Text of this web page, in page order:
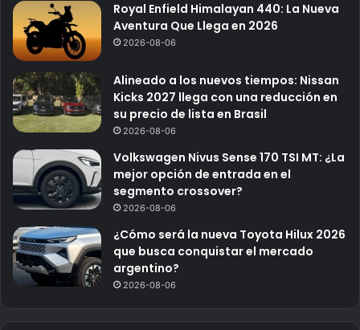
Royal Enfield Himalayan 440: La Nueva
Aventura Que Llega en 2026
2026-08-06
Alineado a los nuevos tiempos: Nissan
Kicks 2027 llega con una reducción en
su precio de lista en Brasil
2026-08-06
Volkswagen Nivus Sense 170 TSI MT: ¿La
mejor opción de entrada en el
segmento crossover?
2026-08-06
¿Cómo será la nueva Toyota Hilux 2026
que busca conquistar el mercado
argentino?
2026-08-06